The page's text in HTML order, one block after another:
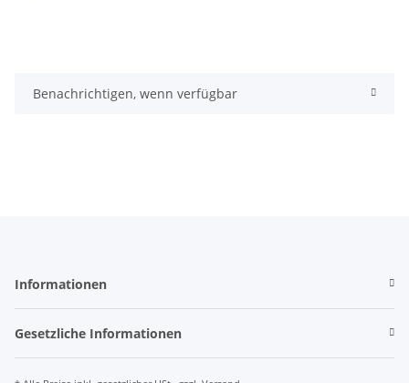
Benachrichtigen, wenn verfügbar
Informationen
Gesetzliche Informationen